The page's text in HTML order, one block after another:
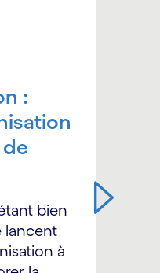
:
de
bien
lancent
à